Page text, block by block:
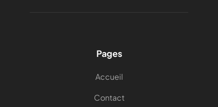
Pages
Accueil
Contact